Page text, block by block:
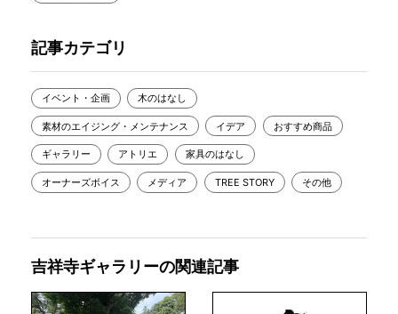
記事カテゴリ
イベント・企画 木のはなし
素材のエイジング・メンテナンス イデア おすすめ商品
ギャラリー アトリエ 家具のはなし
オーナーズボイス メディア TREE STORY その他
吉祥寺ギャラリーの関連記事